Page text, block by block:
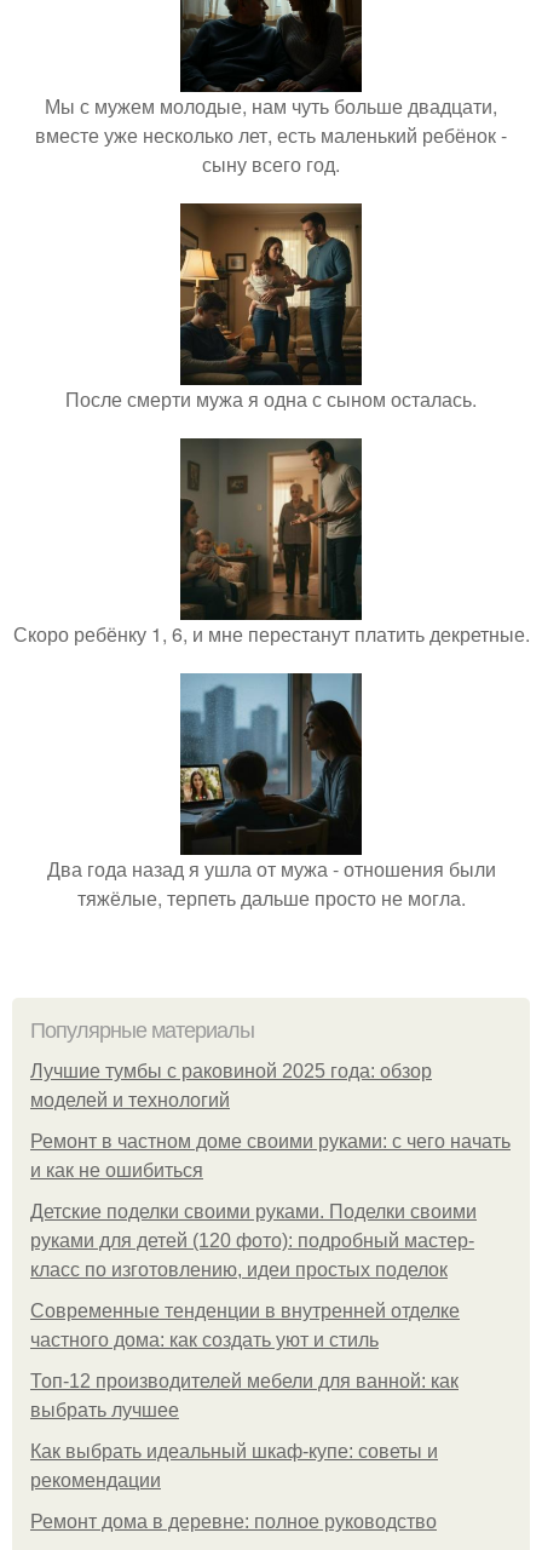
Мы с мужем молодые, нам чуть больше двадцати,
вместе уже несколько лет, есть маленький ребёнок -
сыну всего год.
После смерти мужа я одна с сыном осталась.
Скоро ребёнку 1, 6, и мне перестанут платить декретные.
Два года назад я ушла от мужа - отношения были
тяжёлые, терпеть дальше просто не могла.
Популярные материалы
Лучшие тумбы с раковиной 2025 года: обзор
моделей и технологий
Ремонт в частном доме своими руками: с чего начать
и как не ошибиться
Детские поделки своими руками. Поделки своими
руками для детей (120 фото): подробный мастер-
класс по изготовлению, идеи простых поделок
Современные тенденции в внутренней отделке
частного дома: как создать уют и стиль
Топ-12 производителей мебели для ванной: как
выбрать лучшее
Как выбрать идеальный шкаф-купе: советы и
рекомендации
Ремонт дома в деревне: полное руководство